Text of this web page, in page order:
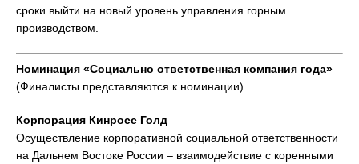
сроки выйти на новый уровень управления горным
производством.
Номинация «Социально ответственная компания года»
(Финалисты представляются к номинации)
Корпорация Кинросс Голд
Осуществление корпоративной социальной ответственности
на Дальнем Востоке России – взаимодействие с коренными